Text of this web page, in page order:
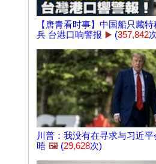
【唐青看时事】中国船只藏特
兵 台港口响警报 ▶️ (357,842
川普：我没有在寻求与习近平
晤 🖼️ (29,628次)